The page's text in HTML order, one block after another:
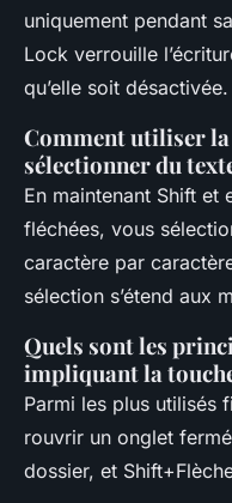
uniquement pendant
Lock verrouille
qu’elle soit désactivée.
Comment utiliser
sélectionner du
En maintenant Shift et
fléchées, vous
caractère par
sélection s’étend aux
Quels sont les
impliquant la
Parmi les plus utilisés
rouvrir un onglet
dossier, et